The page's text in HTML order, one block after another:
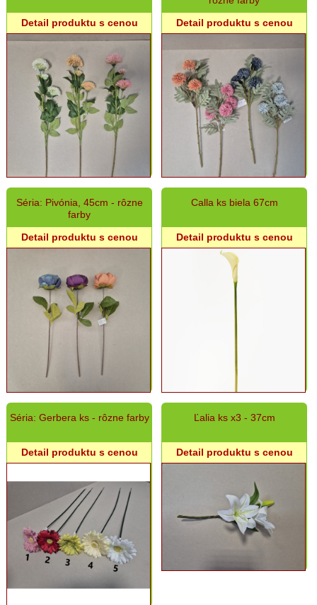
Detail produktu s cenou
Detail produktu s cenou
Séria: Pivónia, 45cm - rôzne
farby
Detail produktu s cenou
Calla ks biela 67cm
Detail produktu s cenou
Séria: Gerbera ks - rôzne farby
Detail produktu s cenou
Ľalia ks x3 - 37cm
Detail produktu s cenou